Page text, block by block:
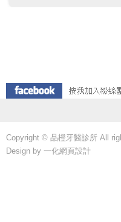
Copyright © 品橙牙醫診所 All
Design by 一化網頁設計